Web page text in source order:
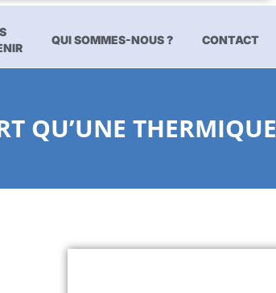
QUI SOMMES-NOUS ? CONTACT
QU’UNE THERMIQUE